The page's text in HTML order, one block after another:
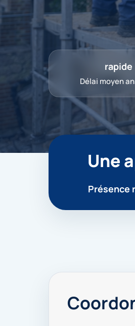
rapide
Délai moyen
Une
Présence